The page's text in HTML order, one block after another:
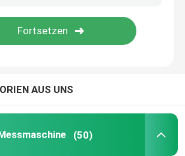
Messmaschine
AUS UNS
(50)